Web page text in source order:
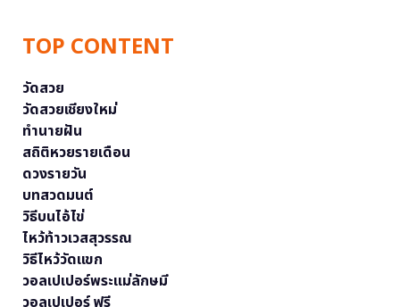
TOP CONTENT
วัดสวย
วัดสวยเชียงใหม่
ทำนายฝัน
สถิติหวยรายเดือน
ดวงรายวัน
บทสวดมนต์
วิธีบนไอ้ไข่
ไหว้ท้าวเวสสุวรรณ
วิธีไหว้วัดแขก
วอลเปเปอร์พระแม่ลักษมี
วอลเปเปอร์ ฟรี